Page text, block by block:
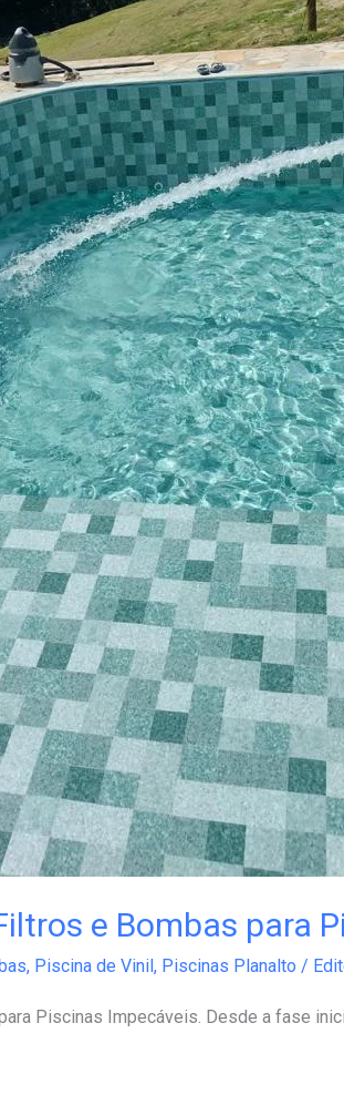
e Bombas para
, Piscina de Vinil , Piscinas Planalto /
Piscinas Impecáveis. Desde a fase